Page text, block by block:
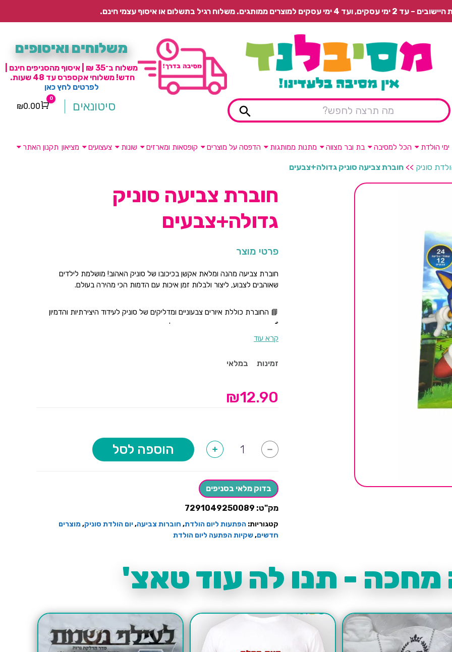
רגיל בתשלום או איסוף עצמי חינם.
משלוחים ואיסופים
משלוח ב־35 ₪ | איסוף מהסניפים חינם |
חדש! משלוחי אקספרס עד 48 שעות.
לפרטים לחץ כאן
סיטונאים Cart
0
₪0.00
ימי הולדת הכל למסיבה בת ובר מצווה מתנות ממותגות הדפסה על מוצרים קופסאות ומארזים שונות צעצועים מציאון תקנון האתר
סוניק >> חוברת צביעה סוניק גדולה+צבעים
חוברת צביעה סוניק
גדולה+צבעים
פרטי מוצר
חוברת צביעה מהנה ומלאת אקשן בכיכובו של סוניק האהוב! מושלמת לילדים
שאוהבים לצבוע, ליצור ולבלות זמן איכות עם הדמות הכי מהירה בעולם.
📘 החוברת כוללת איורים צבעוניים ומדליקים של סוניק לעידוד היצירתיות והדמיון
🖍 מגיע עם סט צבעים תואם – מוכן לשימוש מידי
🎨 מתאים לפעילות בבית, בגן, לימי הולדת או כמתנה מושלמת
✔ 24 עמודי צביעה
קרא עוד
זמינות במלאי
₪12.90
-
של
גדולה+צבעים
+ הוספה לסל
בדוק מלאי בסניפים
מק"ט: 7291049250089
קטגוריות: הפתעות ליום הולדת, חוברות צביעה,יום הולדת סוניק,מוצרים
חדשים,שקיות הפתעה ליום הולדת
מחכה - תנו לה עוד טאצ'